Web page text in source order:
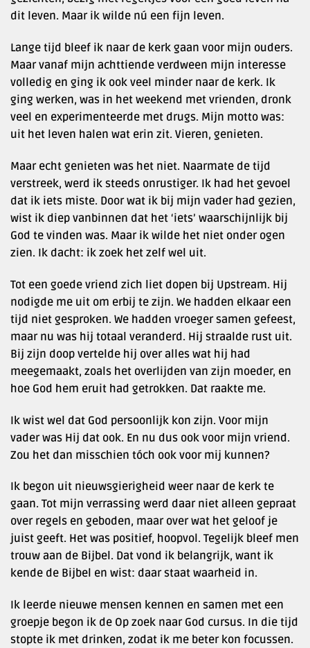
dit leven. Maar ik wilde nú een fijn leven.
Lange tijd bleef ik naar de kerk gaan voor mijn ouders.
Maar vanaf mijn achttiende verdween mijn interesse
volledig en ging ik ook veel minder naar de kerk. Ik
ging werken, was in het weekend met vrienden, dronk
veel en experimenteerde met drugs. Mijn motto was:
uit het leven halen wat erin zit. Vieren, genieten.
Maar echt genieten was het niet. Naarmate de tijd
verstreek, werd ik steeds onrustiger. Ik had het gevoel
dat ik iets miste. Door wat ik bij mijn vader had gezien,
wist ik diep vanbinnen dat het ‘iets’ waarschijnlijk bij
God te vinden was. Maar ik wilde het niet onder ogen
zien. Ik dacht: ik zoek het zelf wel uit.
Tot een goede vriend zich liet dopen bij Upstream. Hij
nodigde me uit om erbij te zijn. We hadden elkaar een
tijd niet gesproken. We hadden vroeger samen gefeest,
maar nu was hij totaal veranderd. Hij straalde rust uit.
Bij zijn doop vertelde hij over alles wat hij had
meegemaakt, zoals het overlijden van zijn moeder, en
hoe God hem eruit had getrokken. Dat raakte me.
Ik wist wel dat God persoonlijk kon zijn. Voor mijn
vader was Hij dat ook. En nu dus ook voor mijn vriend.
Zou het dan misschien tóch ook voor mij kunnen?
Ik begon uit nieuwsgierigheid weer naar de kerk te
gaan. Tot mijn verrassing werd daar niet alleen gepraat
over regels en geboden, maar over wat het geloof je
juist geeft. Het was positief, hoopvol. Tegelijk bleef men
trouw aan de Bijbel. Dat vond ik belangrijk, want ik
kende de Bijbel en wist: daar staat waarheid in.
Ik leerde nieuwe mensen kennen en samen met een
groepje begon ik de Op zoek naar God cursus. In die tijd
stopte ik met drinken, zodat ik me beter kon focussen.